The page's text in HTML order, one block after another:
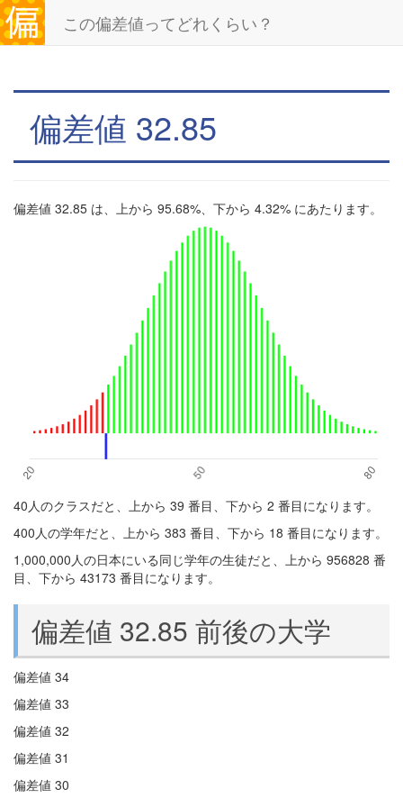
この偏差値ってどれくらい？
偏差値 32.85
偏差値 32.85 は、上から 95.68%、下から 4.32% にあたります。
40人のクラスだと、上から 39 番目、下から 2 番目になります。
400人の学年だと、上から 383 番目、下から 18 番目になります。
1,000,000人の日本にいる同じ学年の生徒だと、上から 956828 番
目、下から 43173 番目になります。
偏差値 32.85 前後の大学
偏差値 34
偏差値 33
偏差値 32
偏差値 31
偏差値 30